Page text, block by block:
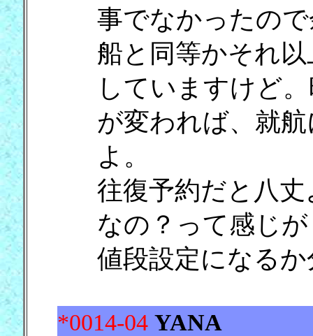
事でなかったの
船と同等かそれ
していますけど
が変われば、就
よ。
往復予約だと八
なの？って感じ
値段設定になる
*0014-04YANA